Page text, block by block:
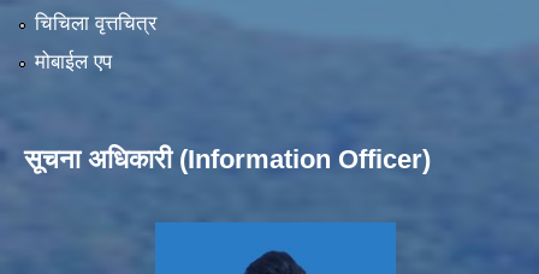
चिचिला वृत्तचित्र
मोबाईल एप
सूचना अधिकारी (Information Officer)